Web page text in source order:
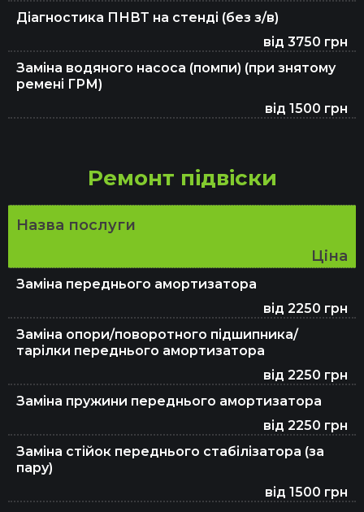
Ремонт турбін
Перевірка авто перед покупкою
Заміна ГРМ
Заміна паливного фільтра
Діагностика ПНВТ на стенді (без з/в)
від 3750 грн
Заміна водяного насоса (помпи) (при знятому
ремені ГРМ)
від 1500 грн
Ремонт підвіски
Назва послуги
Ціна
Заміна переднього амортизатора
від 2250 грн
Заміна опори/поворотного підшипника/
тарілки переднього амортизатора
від 2250 грн
Заміна пружини переднього амортизатора
від 2250 грн
Заміна стійок переднього стабілізатора (за
пару)
від 1500 грн